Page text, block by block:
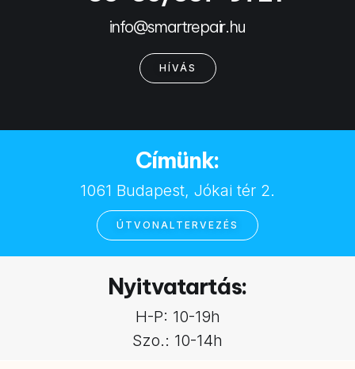
info@smartrepair.hu
HÍVÁS
Címünk:
1061 Budapest, Jókai tér 2.
ÚTVONALTERVEZÉS
Nyitvatartás:
H-P: 10-19h
Szo.: 10-14h